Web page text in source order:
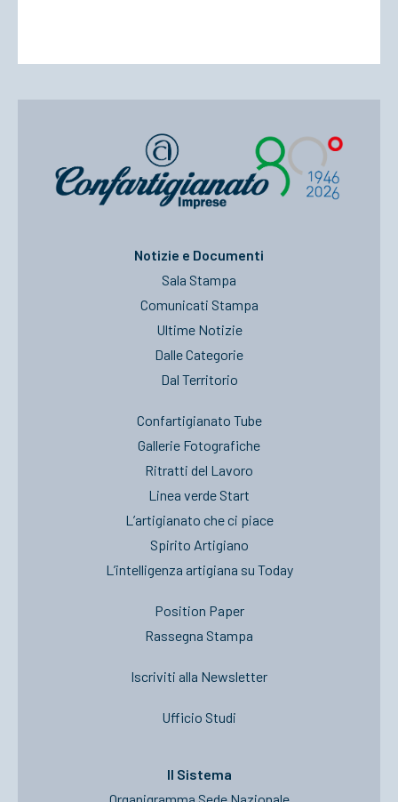
Notizie e Documenti
Sala Stampa
Comunicati Stampa
Ultime Notizie
Dalle Categorie
Dal Territorio
Confartigianato Tube
Gallerie Fotografiche
Ritratti del Lavoro
Linea verde Start
L’artigianato che ci piace
Spirito Artigiano
L’intelligenza artigiana su Today
Position Paper
Rassegna Stampa
Iscriviti alla Newsletter
Ufficio Studi
Il Sistema